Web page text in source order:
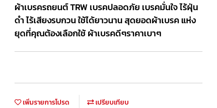
ผ้าเบรครถยนต์ TRW เบรคปลอดภัย เบรคมั่นใจ ไร้ฝุ่น
ดำ ไร้เสียงรบกวน ใช้ได้ยาวนาน สุดยอดผ้าเบรค แห่ง
ยุดที่คุณต้องเลือกใช้ ผ้าเบรคดีๆราคาเบาๆ
เพิ่มรายการโปรด เปรียบเทียบ